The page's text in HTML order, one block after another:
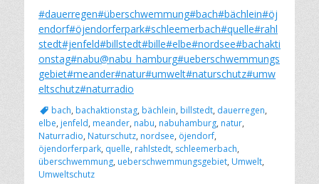
#dauerregen#überschwemmung#bach#bächlein#öj
endorf#öjendorferpark#schleemerbach#quelle#rahl
stedt#jenfeld#billstedt#bille#elbe#nordsee#bachakti
onstag#nabu@nabu_hamburg#ueberschwemmungs
gebiet#meander#natur#umwelt#naturschutz#umw
eltschutz#naturradio
Schlagworte
bach, bachaktionstag, bächlein, billstedt, dauerregen,
elbe, jenfeld, meander, nabu, nabuhamburg, natur,
Naturradio, Naturschutz, nordsee, öjendorf,
öjendorferpark, quelle, rahlstedt, schleemerbach,
überschwemmung, ueberschwemmungsgebiet, Umwelt,
Umweltschutz